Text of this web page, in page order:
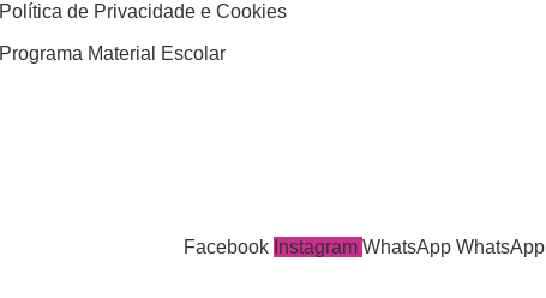
Política de Privacidade e Cookies
Programa Material Escolar
Facebook Instagram WhatsApp WhatsApp